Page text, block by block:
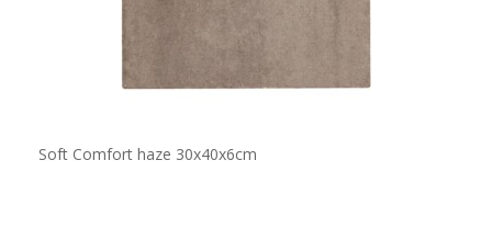
Soft Comfort haze 30x40x6cm